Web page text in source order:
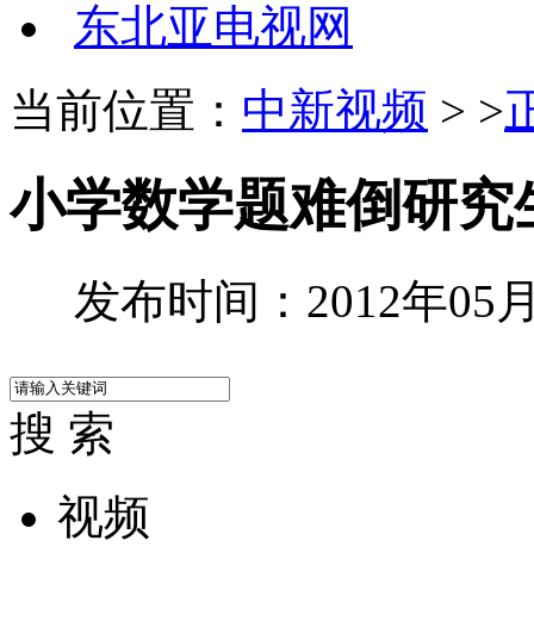
东北亚电视网
当前位置： 中新视频 > >
小学数学题难倒研
发布时间：2012年05
搜 索
视频